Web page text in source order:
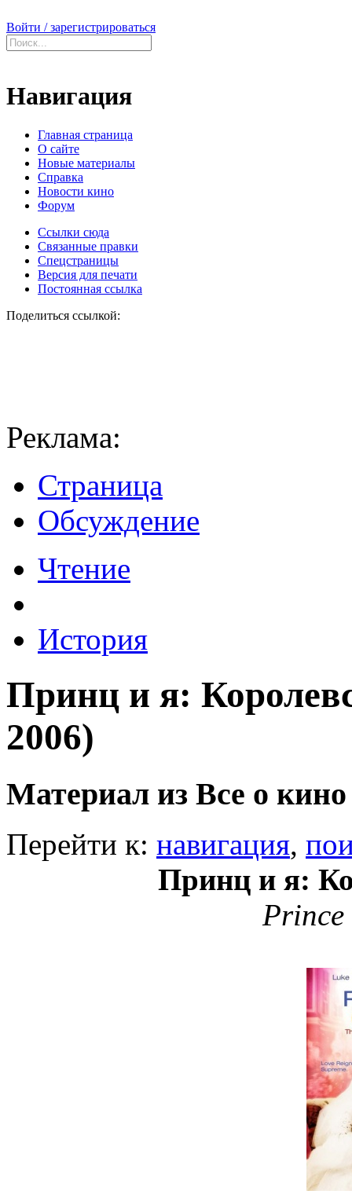
Войти / зарегистрироваться
Навигация
Главная страница
О сайте
Новые материалы
Справка
Новости кино
Форум
Ссылки сюда
Связанные правки
Спецстраницы
Версия для печати
Постоянная ссылка
Поделиться ссылкой:
Реклама:
Страница
Обсуждение
Чтение
История
Принц и я:
2006)
Материал из Все о кино
Перейти к: навигация,
Принц и я:
Prince